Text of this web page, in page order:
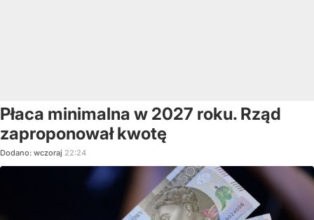
Płaca minimalna w 2027 roku. Rząd
zaproponował kwotę
Dodano: wczoraj 22:24